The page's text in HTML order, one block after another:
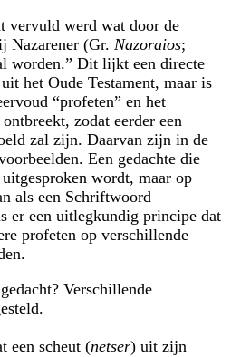
vervuld werd wat door de
Nazarener (Gr. Nazoraios;
worden.
Dit lijkt een directe
het Oude Testament, maar is
profeten
en het
ontbreekt, zodat eerder een
zal zijn. Daarvan zijn in de
Een gedachte die
wordt, maar op
als een Schriftwoord
er een uitlegkundig principe dat
profeten op verschillende
Verschillende
een scheut (netser) uit zijn